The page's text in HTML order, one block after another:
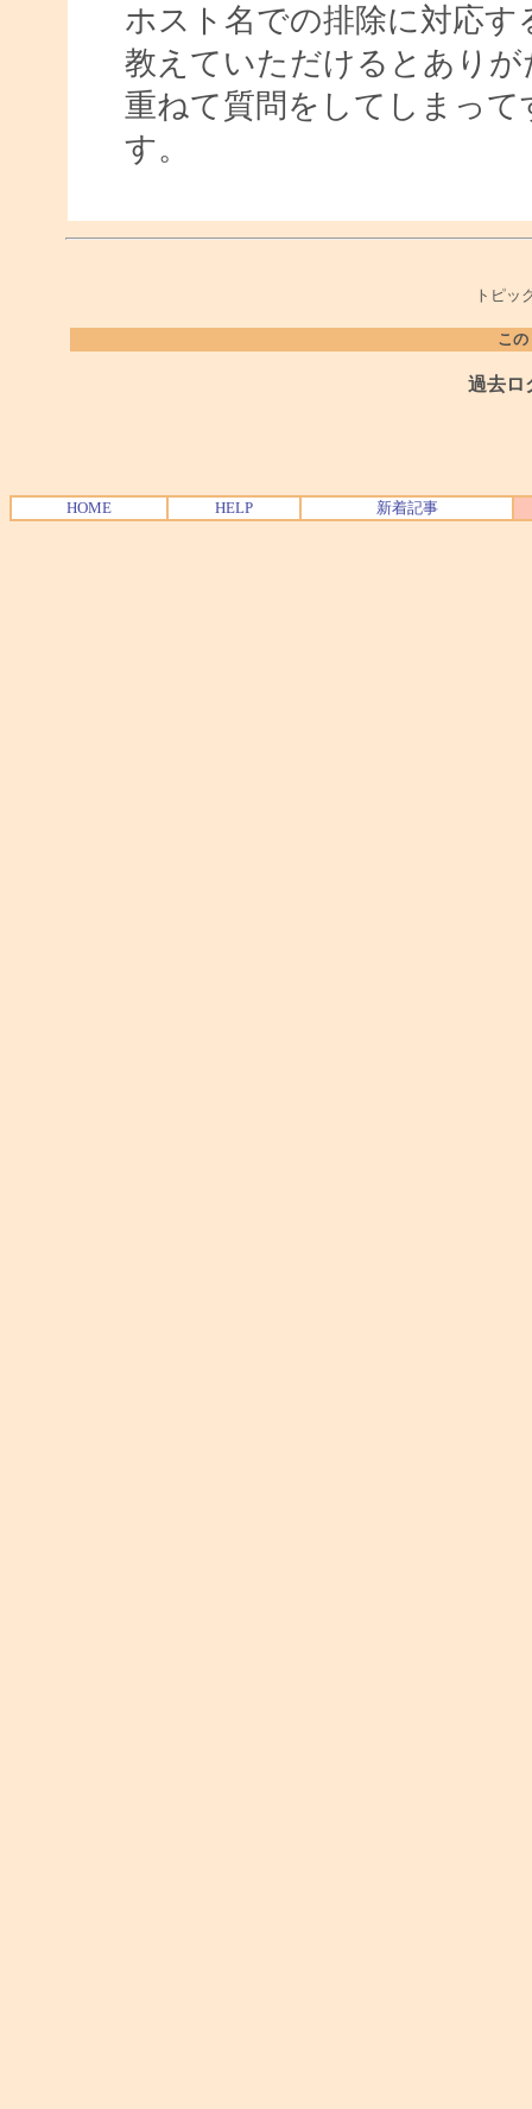
ホスト名での排除に対応
教えていただけるとありが
重ねて質問をしてしまっ
す。
トピッ
こ
過去ロ
HOME HELP 新着記事